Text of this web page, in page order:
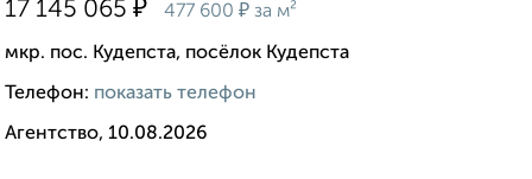
17 145 065 ₽ 477 600 ₽ за м²
мкр. пос. Кудепста, посёлок Кудепста
Телефон: показать телефон
Агентство, 10.08.2026